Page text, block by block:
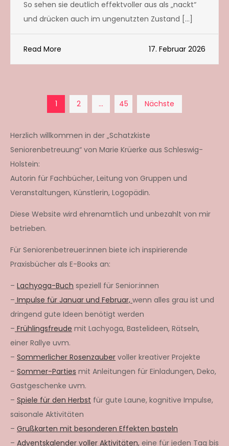
So sehen sie deutlich effektvoller aus als „nackt“
und drücken auch im ungenutzten Zustand […]
Read More 17. Februar 2026
der
Beiträge
1 2 … 45 Nächste
Herzlich willkommen in der „Schatzkiste
Seniorenbetreuung“ von Marie Krüerke aus Schleswig-
Holstein:
Autorin für Fachbücher, Leitung von Gruppen und
Veranstaltungen, Künstlerin, Logopädin.
Diese Website wird ehrenamtlich und unbezahlt von mir
betrieben.
Für Seniorenbetreuer:innen biete ich inspirierende
Praxisbücher als E-Books an:
– Lachyoga-Buch speziell für Senior:innen
– Impulse für Januar und Februar, wenn alles grau ist und
dringend gute Ideen benötigt werden
– Frühlingsfreude mit Lachyoga, Bastelideen, Rätseln,
einer Rallye uvm.
– Sommerlicher Rosenzauber voller kreativer Projekte
– Sommer-Parties mit Anleitungen für Einladungen, Deko,
Gastgeschenke uvm.
– Spiele für den Herbst für gute Laune, kognitive Impulse,
saisonale Aktivitäten
– Grußkarten mit besonderen Effekten basteln
– Adventskalender voller Aktivitäten, eine für jeden Tag bis